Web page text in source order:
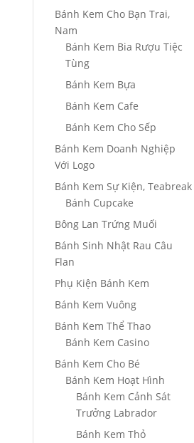
Bánh Kem Cho Bạn Trai,
Nam
Bánh Kem Bia Rượu Tiệc
Tùng
Bánh Kem Bựa
Bánh Kem Cafe
Bánh Kem Cho Sếp
Bánh Kem Doanh Nghiệp
Với Logo
Bánh Kem Sự Kiện, Teabreak
Bánh Cupcake
Bông Lan Trứng Muối
Bánh Sinh Nhật Rau Câu
Flan
Phụ Kiện Bánh Kem
Bánh Kem Vuông
Bánh Kem Thể Thao
Bánh Kem Casino
Bánh Kem Cho Bé
Bánh Kem Hoạt Hình
Bánh Kem Cảnh Sát
Trưởng Labrador
Bánh Kem Thỏ